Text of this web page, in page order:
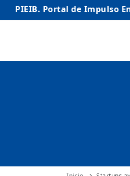
PIEIB. Portal de Impulso
INICIO
INTERNACIONALIZACIÓN